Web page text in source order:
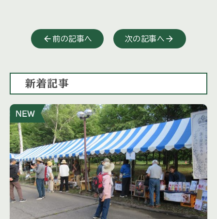
前の記事へ 次の記事へ
新着記事